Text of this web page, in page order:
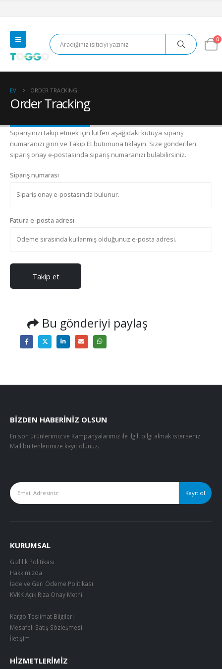
0
EV ORDER TRACKING
Order Tracking
Siparişinizi takip etmek için lütfen aşağıdaki kutuya sipariş
numaranızı girin ve Takip Et butonuna tıklayın. Size gönderilen
sipariş onay e-postasında sipariş numaranızı bulabilirsiniz.
Sipariş numarası
Fatura e-posta adresi
Takip et
Bu gönderiyi paylaş
BIZDEN HABERINIZ OLSUN
En son ürünlerimiz ve Kampanyalarımız ile ilgili bilgi almak isterseniz
Mail bültenlerimize kayıt olunuz.
KURUMSAL
Gizlilik Politikası
Hakkımızda
İade ve Geri Ödeme Politikası
KVKK Açık Rıza Onay Metni
Kargo Teslimat Bilgileri
Mesafeli Satış Sözleşmesi
İletişim
HIZMETLERIMIZ